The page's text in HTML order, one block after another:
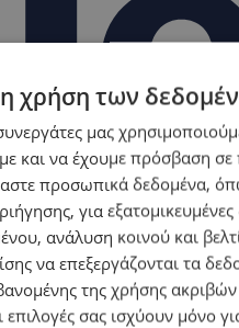
χρήση των
μας
και να έχουμε πρόσβαση
προσωπικά δεδομένα,
για
ανάλυση κοινού και
να επεξεργάζονται τα
της χρήσης
επιλογές σας ισχύουν μόνο